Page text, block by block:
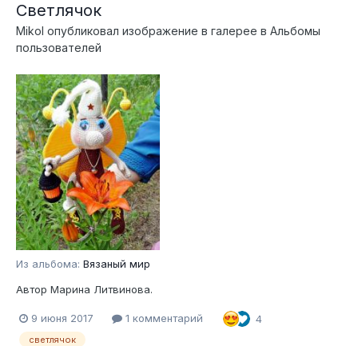
Светлячок
Mikol опубликовал изображение в галерее в Альбомы
пользователей
Из альбома: Вязаный мир
Автор Марина Литвинова.
9 июня 2017 1 комментарий 4
светлячок